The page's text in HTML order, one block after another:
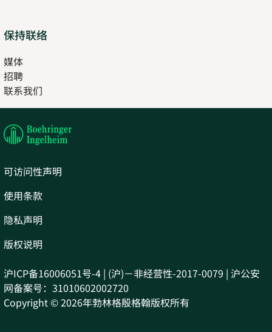
保持联络
媒体
招聘
in
new
联系我们
in
tab
可访问性声明
使用条款
隐私声明
版权说明
沪ICP备16006051号-4 | (沪)－非经营性-2017-0079 | 沪公安
网备案号：31010602002720
Copyright © 2026年勃林格殷格翰版权所有